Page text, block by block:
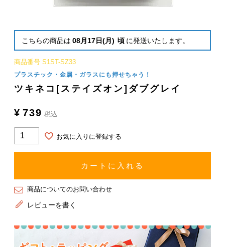
こちらの商品は 08月17日(月) 頃 に発送いたします。
商品番号 S1ST-SZ33
プラスチック・金属・ガラスにも押せちゃう！
ツキネコ[ステイズオン]ダブグレイ
¥ 739 税込
お気に入りに登録する
カートに入れる
商品についてのお問い合わせ
レビューを書く